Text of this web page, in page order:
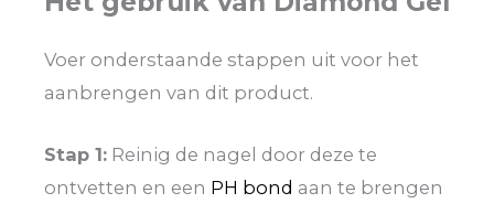
Voer onderstaande stappen uit voor het
aanbrengen van dit product.
Stap 1: Reinig de nagel door deze te
ontvetten en een PH bond aan te brengen